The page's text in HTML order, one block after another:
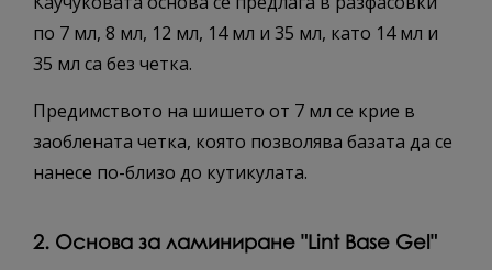
по 7 мл, 8 мл, 12 мл, 14 мл и 35 мл, като 14 мл и
35 мл са без четка.
Предимството на шишето от 7 мл се крие в
заоблената четка, която позволява базата да се
нанесе по-близо до кутикулата.
2. Основа за ламиниране "Lint Base Gel"